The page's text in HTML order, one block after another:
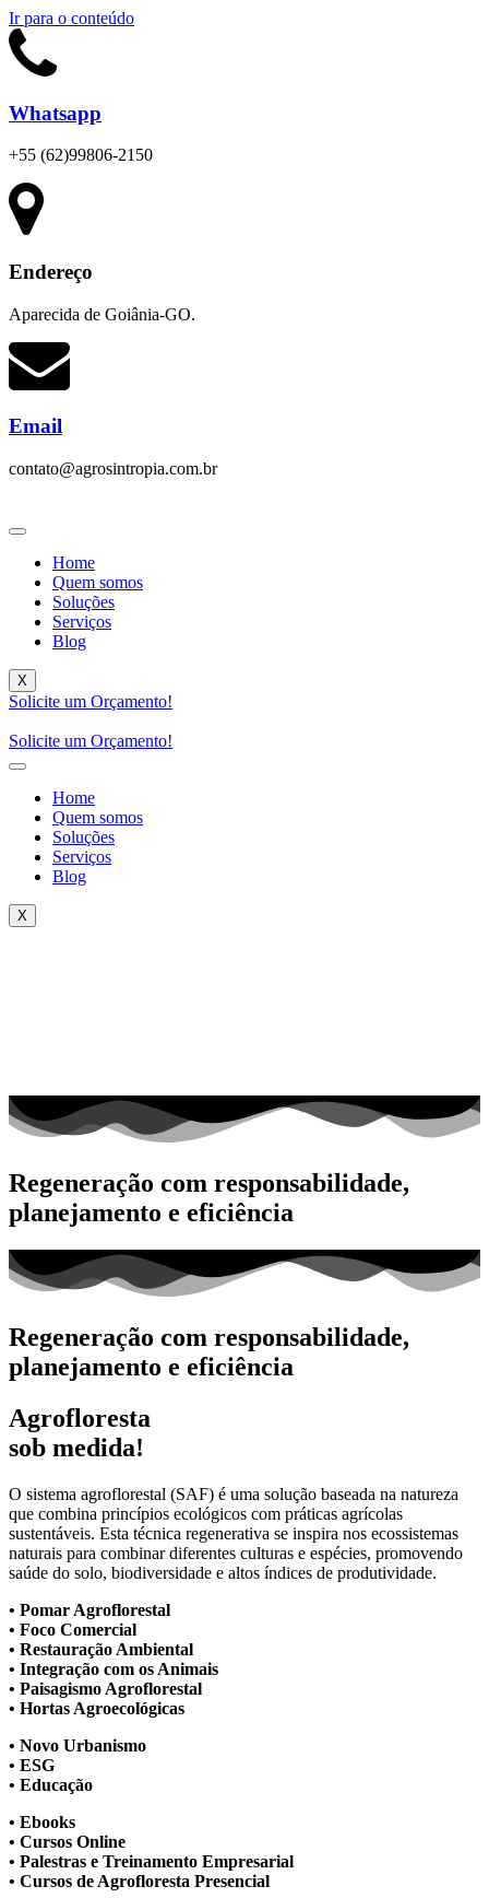
Ir para o conteúdo
Whatsapp
+55 (62)99806-2150
Endereço
Aparecida de Goiânia-GO.
Email
contato@agrosintropia.com.br
Home
Quem somos
Soluções
Serviços
Blog
X
Solicite um Orçamento!
Solicite um Orçamento!
Home
Quem somos
Soluções
Serviços
Blog
X
Regeneração com responsabilidade,
planejamento e eficiência
Regeneração com responsabilidade,
planejamento e eficiência
Agrofloresta
sob medida!
O sistema agroflorestal (SAF) é uma solução baseada na natureza
que combina princípios ecológicos com práticas agrícolas
sustentáveis. Esta técnica regenerativa se inspira nos ecossistemas
naturais para combinar diferentes culturas e espécies, promovendo
saúde do solo, biodiversidade e altos índices de produtividade.
• Pomar Agroflorestal
• Foco Comercial
• Restauração Ambiental
• Integração com os Animais
• Paisagismo Agroflorestal
• Hortas Agroecológicas
• Novo Urbanismo
• ESG
• Educação
• Ebooks
• Cursos Online
• Palestras e Treinamento Empresarial
• Cursos de Agrofloresta Presencial